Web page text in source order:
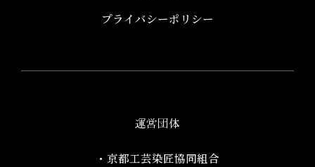
プライバシーポリシー
運営団体
・京都工芸染匠協同組合​